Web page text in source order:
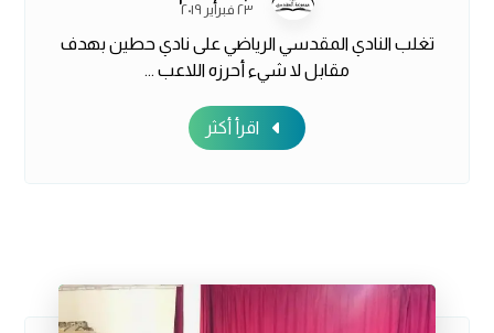
٢٣ فبراير ٢٠١٩
تغلب النادي المقدسي الرياضي على نادي حطين بهدف
مقابل لا شيء أحرزه اللاعب ...
اقرأ أكثر